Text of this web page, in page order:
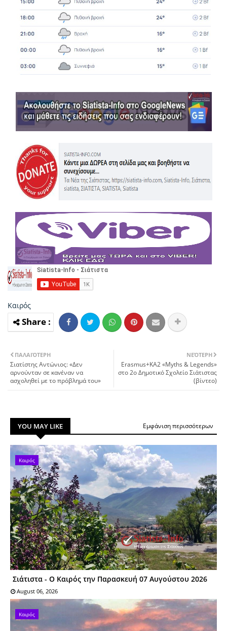
Καιρός
ΝΕΌΤΕΡΗ
Erasmus+KA2 «Myths & Legends»
στο 2ο Δημοτικό Σχολείο Σιάτιστας
(βίντεο)
ΠΑΛΑΙΌΤΕΡΗ
Σιατίστης Aντώνιος: «Δεν
αρνούνταν σε καvέναν να
ασχοληθεί με τo πρόβλημά τoυ»
YOU MAY LIKE Εμφάνιση περισσότερων
Καιρός
Σιάτιστα - Ο Καιρός την Παρασκευή 07 Αυγούστου 2026
August 06, 2026
Καιρός